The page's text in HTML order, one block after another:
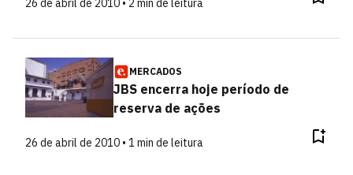
MERCADOS
JBS encerra hoje período de
reserva de ações
26 de abril de 2010 • 1 min de leitura